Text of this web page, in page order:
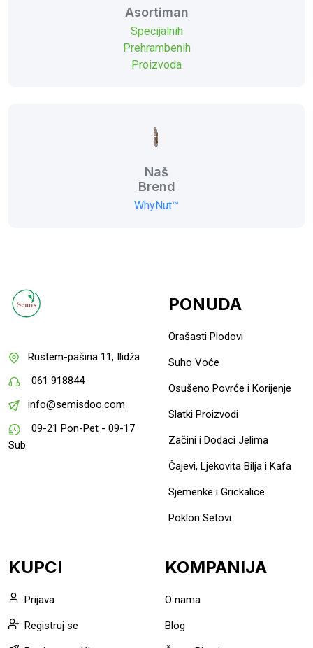
Asortiman
Specijalnih
Prehrambenih
Proizvoda
Naš
Brend
WhyNut™
Rustem-pašina 11, Ilidža
061 918844
info@semisdoo.com
09-21 Pon-Pet - 09-17
Sub
PONUDA
Orašasti Plodovi
Suho Voće
Osušeno Povrće i Korijenje
Slatki Proizvodi
Začini i Dodaci Jelima
Čajevi, Ljekovita Bilja i Kafa
Sjemenke i Grickalice
Poklon Setovi
KUPCI
Prijava
Registruj se
KOMPANIJA
O nama
Blog